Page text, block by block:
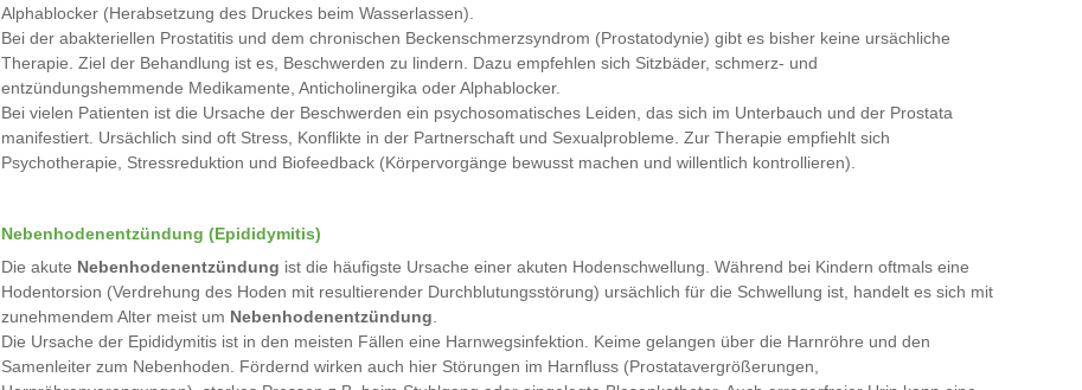
Alphablocker (Herabsetzung des Druckes beim Wasserlassen).
Bei der abakteriellen Prostatitis und dem chronischen Beckenschmerzsyndrom (Prostatodynie) gibt es bisher keine ursächliche
Therapie. Ziel der Behandlung ist es, Beschwerden zu lindern. Dazu empfehlen sich Sitzbäder, schmerz- und
entzündungshemmende Medikamente, Anticholinergika oder Alphablocker.
Bei vielen Patienten ist die Ursache der Beschwerden ein psychosomatisches Leiden, das sich im Unterbauch und der Prostata
manifestiert. Ursächlich sind oft Stress, Konflikte in der Partnerschaft und Sexualprobleme. Zur Therapie empfiehlt sich
Psychotherapie, Stressreduktion und Biofeedback (Körpervorgänge bewusst machen und willentlich kontrollieren).
Nebenhodenentzündung (Epididymitis)
Die akute Nebenhodenentzündung ist die häufigste Ursache einer akuten Hodenschwellung. Während bei Kindern oftmals eine
Hodentorsion (Verdrehung des Hoden mit resultierender Durchblutungsstörung) ursächlich für die Schwellung ist, handelt es sich mit
zunehmendem Alter meist um Nebenhodenentzündung
Die Ursache der Epididymitis ist in den meisten Fällen eine Harnwegsinfektion. Keime gelangen über die Harnröhre und den
Samenleiter zum Nebenhoden. Fördernd wirken auch hier Störungen im Harnfluss (Prostatavergrößerungen,